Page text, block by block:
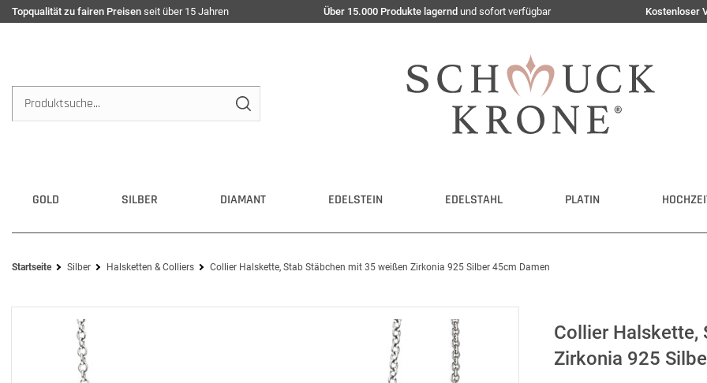
Topqualität zu fairen Preisen seit über 15 Jahren Über 15.000 Produkte lagernd und sofort verfügbar Kostenloser
GOLD SILBER DIAMANT EDELSTEIN EDELSTAHL PLATIN
Startseite Silber Halsketten & Colliers Collier Halskette, Stab Stäbchen mit 35 weißen Zirkonia 925 Silber 45cm Damen
Collier Halskette,
Zirkonia 925